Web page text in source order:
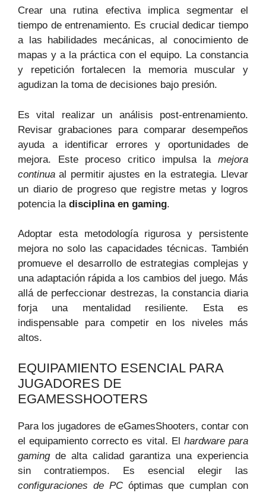
Crear una rutina efectiva implica segmentar el
tiempo de entrenamiento. Es crucial dedicar tiempo
a las habilidades mecánicas, al conocimiento de
mapas y a la práctica con el equipo. La constancia
y repetición fortalecen la memoria muscular y
agudizan la toma de decisiones bajo presión.
Es vital realizar un análisis post-entrenamiento.
Revisar grabaciones para comparar desempeños
ayuda a identificar errores y oportunidades de
mejora. Este proceso critico impulsa la mejora
continua al permitir ajustes en la estrategia. Llevar
un diario de progreso que registre metas y logros
potencia la disciplina en gaming.
Adoptar esta metodología rigurosa y persistente
mejora no solo las capacidades técnicas. También
promueve el desarrollo de estrategias complejas y
una adaptación rápida a los cambios del juego. Más
allá de perfeccionar destrezas, la constancia diaria
forja una mentalidad resiliente. Esta es
indispensable para competir en los niveles más
altos.
EQUIPAMIENTO ESENCIAL PARA
JUGADORES DE
EGAMESSHOOTERS
Para los jugadores de eGamesShooters, contar con
el equipamiento correcto es vital. El hardware para
gamingde alta calidad garantiza una experiencia
sin contratiempos. Es esencial elegir las
configuraciones de PCóptimas que cumplan con